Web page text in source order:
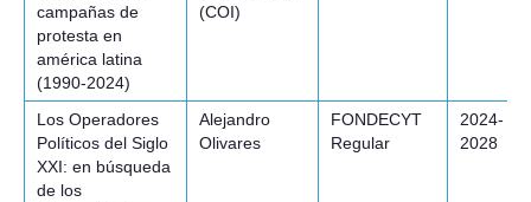
campañas de
protesta en
américa latina
(1990-2024)
(COI)
Los Operadores
Políticos del Siglo
XXI: en búsqueda
de los
Alejandro
Olivares
FONDECYT
Regular
2024-
2028